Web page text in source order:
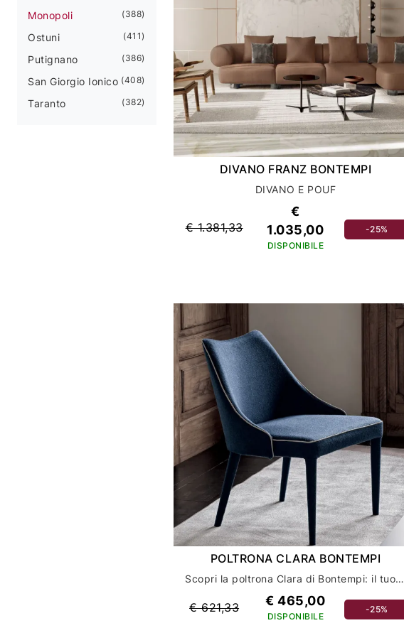
Monopoli 388
Ostuni 411
Putignano 386
San Giorgio Ionico 408
Taranto 382
DIVANO FRANZ BONTEMPI
DIVANO E POUF
€ 1.381,33
€
1.035,00
DISPONIBILE
-25%
POLTRONA CLARA BONTEMPI
Scopri la poltrona Clara di Bontempi: il tuo salotto diventerà un'oasi di stile e comfort
€ 621,33 € 465,00
DISPONIBILE
-25%